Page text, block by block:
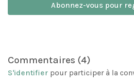
Prenez votre temps et améliorez la
respiration dans les postures.
Abonnez-vous pour
Commentaires (4)
S'identifier pour participer à la